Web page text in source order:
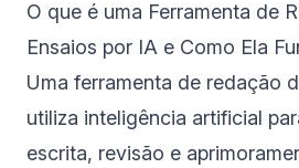
O que é uma Ferramenta de
Ensaios por IA e Como Ela
Uma ferramenta de redação
utiliza inteligência artificial
escrita, revisão e